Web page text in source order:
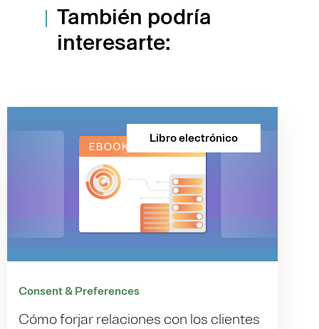
También podría
interesarte:
Libro electrónico
Consent & Preferences
Cómo forjar relaciones con los clientes